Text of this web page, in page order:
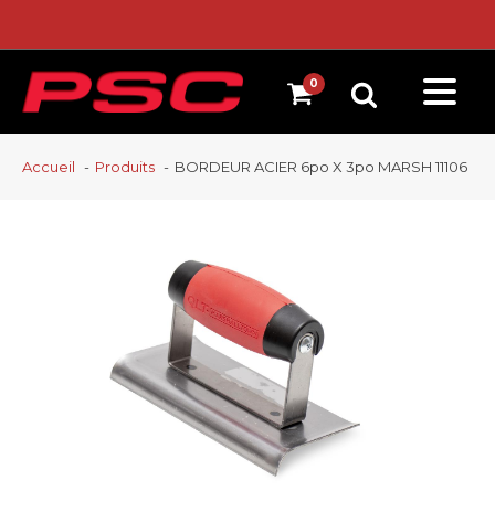
Accueil Produits BORDEUR ACIER 6po X 3po MARSH 11106